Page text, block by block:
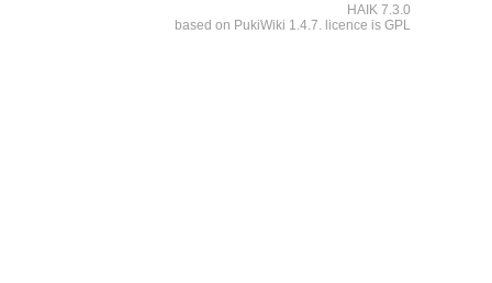
HAIK 7.3.0
based on PukiWiki 1.4.7. licence is GPL